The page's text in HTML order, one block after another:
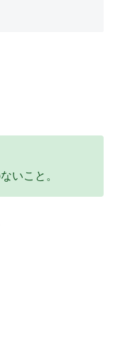
いこと。